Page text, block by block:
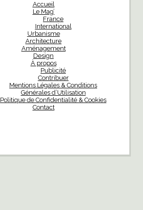
Accueil
Le Mag’
France
International
Urbanisme
Architecture
Aménagement
Design
À propos
Publicité
Contribuer
Mentions Légales & Conditions
Générales d’Utilisation
Politique de Confidentialité & Cookies
Contact